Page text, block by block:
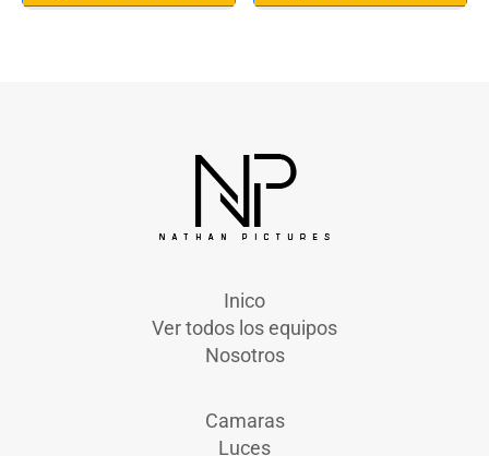
Inico
Ver todos los equipos
Nosotros
Camaras
Luces